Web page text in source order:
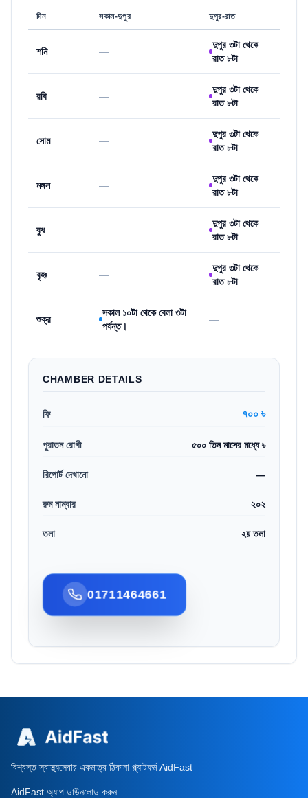
দিন সকাল-দুপুর দুপুর-রাত
শনি —
দুপুর ৩টা থেকে
রাত ৮টা
রবি —
দুপুর ৩টা থেকে
রাত ৮টা
সোম —
দুপুর ৩টা থেকে
রাত ৮টা
মঙ্গল —
দুপুর ৩টা থেকে
রাত ৮টা
বুধ —
দুপুর ৩টা থেকে
রাত ৮টা
বৃহঃ —
দুপুর ৩টা থেকে
রাত ৮টা
শুক্র
সকাল ১০টা থেকে বেলা ৩টা
পর্যন্ত।
—
CHAMBER DETAILS
ফি ৭০০ ৳
পুরাতন রোগী ৫০০ তিন মাসের মধ্যে ৳
রিপোর্ট দেখানো —
রুম নাম্বার ২০২
তলা ২য় তলা
01711464661
বিশ্বস্ত স্বাস্থ্যসেবার একমাত্র ঠিকানা প্ল্যাটফর্ম AidFast
AidFast অ্যাপ ডাউনলোড করুন